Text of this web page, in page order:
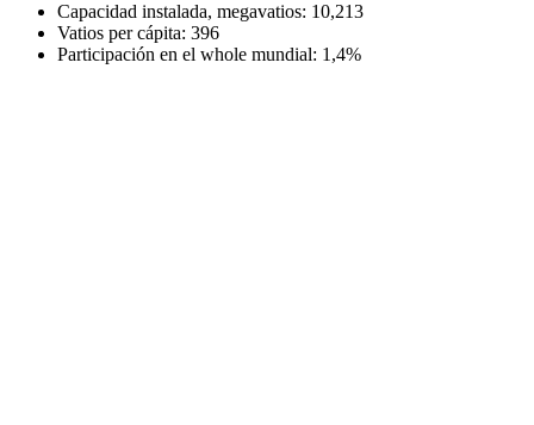
Capacidad instalada, megavatios: 10,213
Vatios per cápita: 396
Participación en el whole mundial: 1,4%